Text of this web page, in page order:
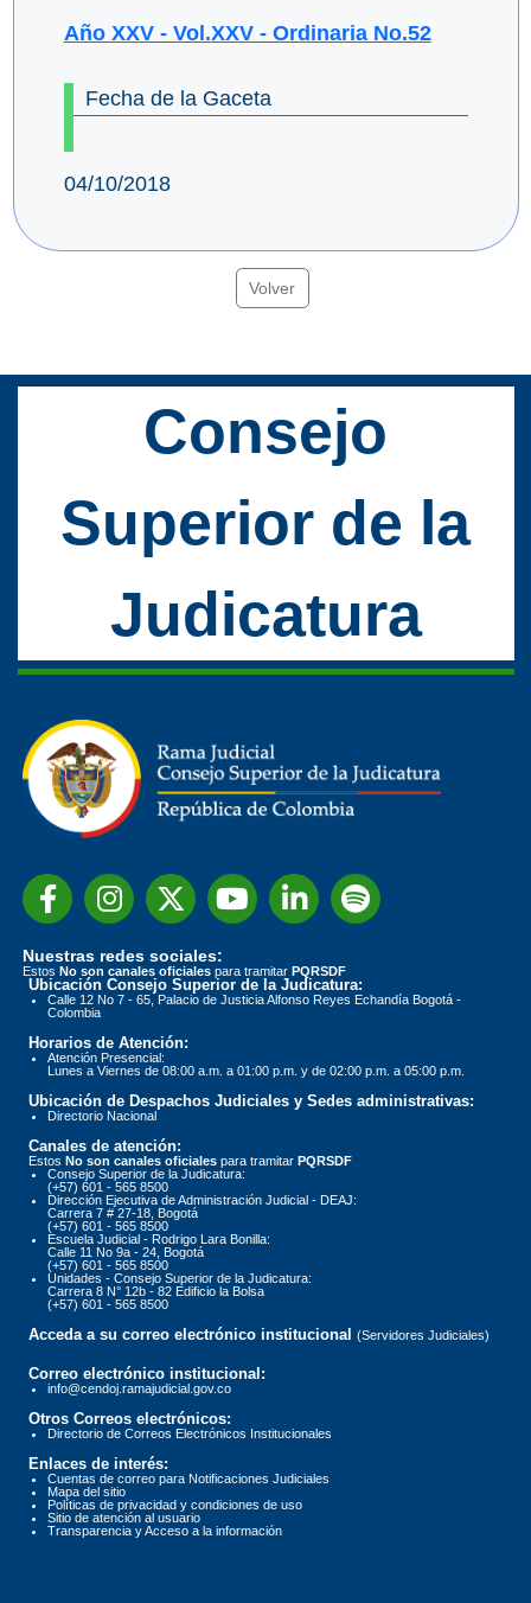
Año XXV - Vol.XXV - Ordinaria No.52
Fecha de la Gaceta
04/10/2018
Volver
Consejo
Superior de la
Judicatura
Nuestras redes sociales:
Estos No son canales oficiales para tramitar PQRSDF
Ubicación Consejo Superior de la Judicatura:
Calle 12 No 7 - 65, Palacio de Justicia Alfonso Reyes Echandía Bogotá -
Colombia
Horarios de Atención:
Atención Presencial:
Lunes a Viernes de 08:00 a.m. a 01:00 p.m. y de 02:00 p.m. a 05:00 p.m.
Ubicación de Despachos Judiciales y Sedes administrativas:
Directorio Nacional
Canales de atención:
Estos No son canales oficiales para tramitar PQRSDF
Consejo Superior de la Judicatura:
(+57) 601 - 565 8500
Dirección Ejecutiva de Administración Judicial - DEAJ:
Carrera 7 # 27-18, Bogotá
(+57) 601 - 565 8500
Escuela Judicial - Rodrigo Lara Bonilla:
Calle 11 No 9a - 24, Bogotá
(+57) 601 - 565 8500
Unidades - Consejo Superior de la Judicatura:
Carrera 8 N° 12b - 82 Edificio la Bolsa
(+57) 601 - 565 8500
Acceda a su correo electrónico institucional (Servidores Judiciales)
Correo electrónico institucional:
info@cendoj.ramajudicial.gov.co
Otros Correos electrónicos:
Directorio de Correos Electrónicos Institucionales
Enlaces de interés:
Cuentas de correo para Notificaciones Judiciales
Mapa del sitio
Políticas de privacidad y condiciones de uso
Sitio de atención al usuario
Transparencia y Acceso a la información